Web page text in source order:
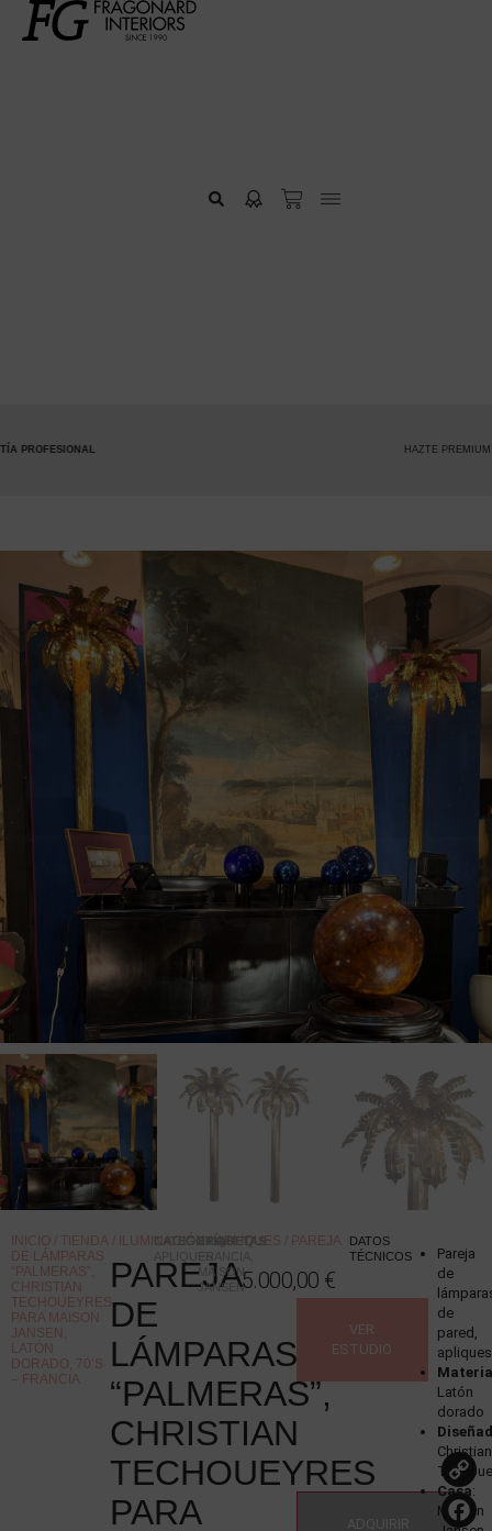
INICIO / TIENDA / ILUMINACIÓN / APLIQUES / PAREJA
DE LÁMPARAS
“PALMERAS”,
CHRISTIAN
TECHOUEYRES
PARA MAISON
JANSEN,
LATÓN
DORADO, 70’S
– FRANCIA
PAREJA
DE
LÁMPARAS
“PALMERAS”,
CHRISTIAN
TECHOUEYRES
PARA
CATEGORÍASETIQUETAS :
MAISON
JANSEN5.000,00 €
VER
ESTUDIO
DATOS
TÉCNICOS
Pareja
de
de
pared,
apliques
Latón
dorado
Christian
Casa:
Maison